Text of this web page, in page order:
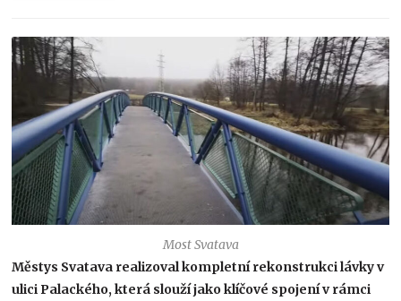
Most Svatava
Městys Svatava realizoval kompletní rekonstrukci lávky v
ulici Palackého, která slouží jako klíčové spojení v rámci